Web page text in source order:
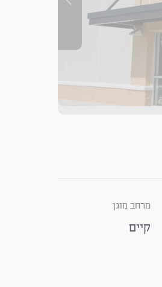
מרחב מוגן
קיים